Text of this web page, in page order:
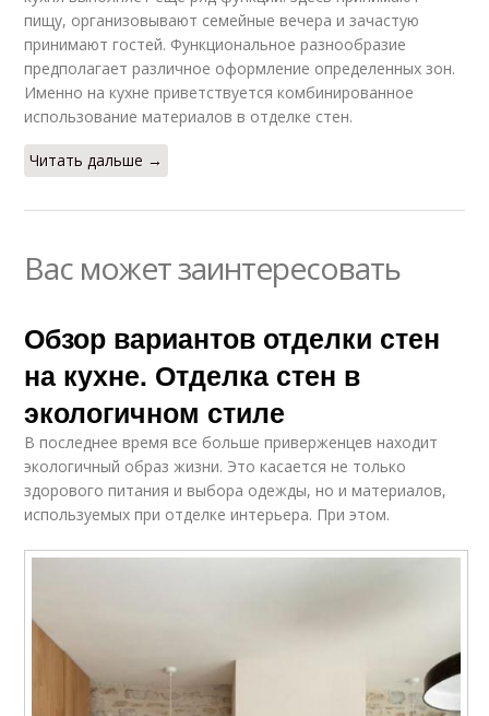
пищу, организовывают семейные вечера и зачастую
принимают гостей. Функциональное разнообразие
предполагает различное оформление определенных зон.
Именно на кухне приветствуется комбинированное
использование материалов в отделке стен.
Читать дальше →
Вас может заинтересовать
Обзор вариантов отделки стен
на кухне. Отделка стен в
экологичном стиле
В последнее время все больше приверженцев находит
экологичный образ жизни. Это касается не только
здорового питания и выбора одежды, но и материалов,
используемых при отделке интерьера. При этом.